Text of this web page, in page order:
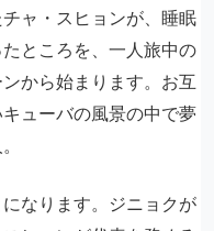
ャ・スヒョンが、睡眠
ところを、一人旅中の
から始まります。お互
ューバの風景の中で夢
なります。ジニョクが